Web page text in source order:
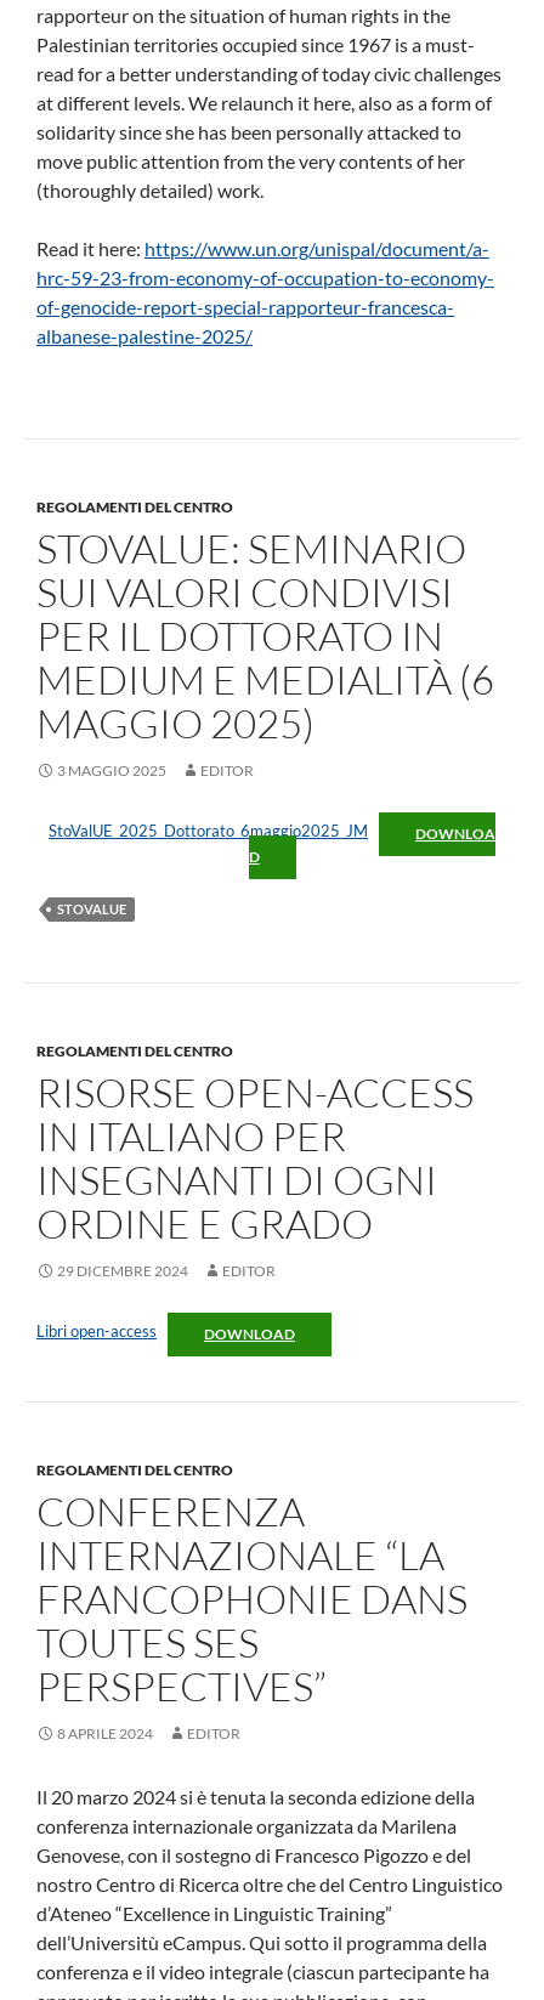
rapporteur on the situation of human rights in the
Palestinian territories occupied since 1967 is a must-
read for a better understanding of today civic challenges
at different levels. We relaunch it here, also as a form of
solidarity since she has been personally attacked to
move public attention from the very contents of her
(thoroughly detailed) work.
Read it here: https://www.un.org/unispal/document/a-
hrc-59-23-from-economy-of-occupation-to-economy-
of-genocide-report-special-rapporteur-francesca-
albanese-palestine-2025/
REGOLAMENTI DEL CENTRO
STOVALUE: SEMINARIO
SUI VALORI CONDIVISI
PER IL DOTTORATO IN
MEDIUM E MEDIALITÀ (6
MAGGIO 2025)
3 MAGGIO 2025 EDITOR
StoValUE_2025_Dottorato_6maggio2025_JM
DOWNLOA
D
STOVALUE
REGOLAMENTI DEL CENTRO
RISORSE OPEN-ACCESS
IN ITALIANO PER
INSEGNANTI DI OGNI
ORDINE E GRADO
29 DICEMBRE 2024 EDITOR
Libri open-access DOWNLOAD
REGOLAMENTI DEL CENTRO
CONFERENZA
INTERNAZIONALE “LA
FRANCOPHONIE DANS
TOUTES SES
PERSPECTIVES”
8 APRILE 2024 EDITOR
Il 20 marzo 2024 si è tenuta la seconda edizione della
conferenza internazionale organizzata da Marilena
Genovese, con il sostegno di Francesco Pigozzo e del
nostro Centro di Ricerca oltre che del Centro Linguistico
d’Ateneo “Excellence in Linguistic Training”
dell’Universitù eCampus. Qui sotto il programma della
conferenza e il video integrale (ciascun partecipante ha